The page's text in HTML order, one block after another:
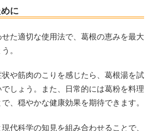
に
た適切な使用法で、葛根の恵みを最大
。
状や筋肉のこりを感じたら、葛根湯を試
でしょう。また、日常的には葛粉を料理
、穏やかな健康効果を期待できます。
代科学の知見を組み合わせることで、